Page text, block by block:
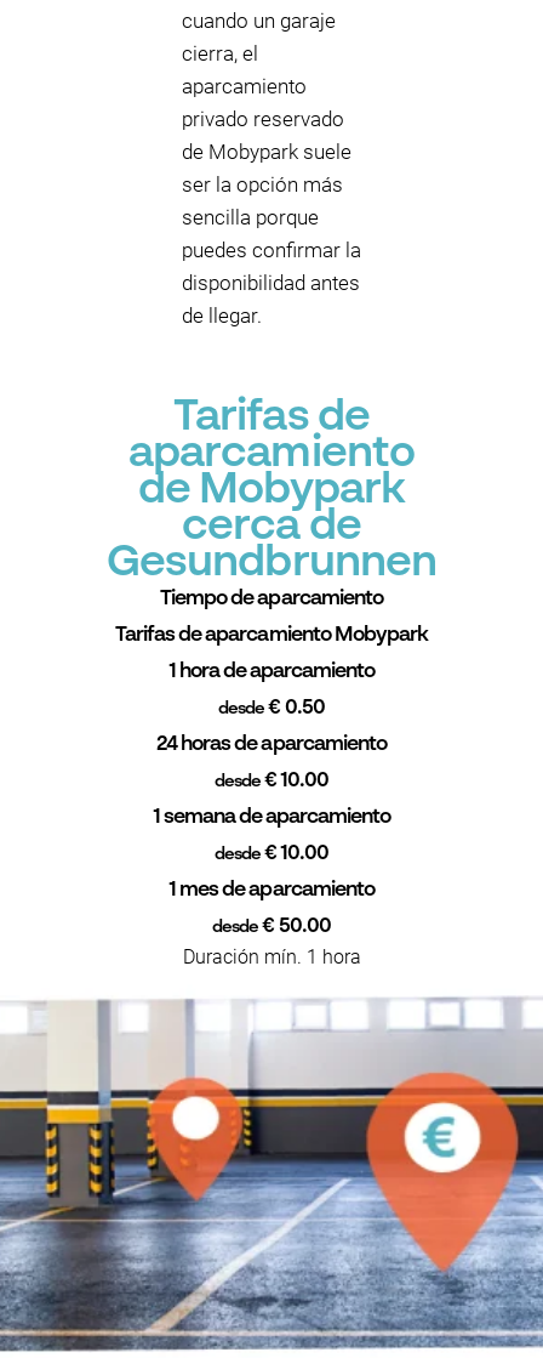
cuando un garaje
cierra, el
aparcamiento
privado reservado
de Mobypark suele
ser la opción más
sencilla porque
puedes confirmar la
disponibilidad antes
de llegar.
Tarifas de
aparcamiento
de Mobypark
cerca de
Gesundbrunnen
Tiempo de aparcamiento
Tarifas de aparcamiento Mobypark
1 hora de aparcamiento
desde € 0.50
24 horas de aparcamiento
desde€ 10.00
1 semana de aparcamiento
desde€ 10.00
1 mes de aparcamiento
desde € 50.00
Duración mín. 1 hora